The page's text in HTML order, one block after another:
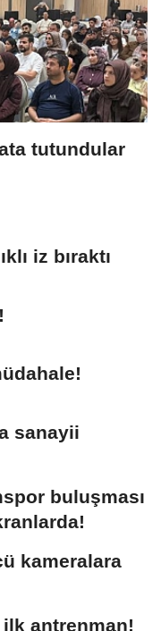
tutundular
iz bıraktı
sanayii
buluşması
kameralara
ilk antrenman!